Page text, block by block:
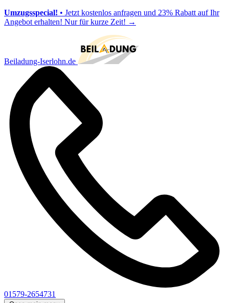
Umzugsspecial! • Jetzt kostenlos anfragen und 23% Rabatt auf Ihr
Angebot erhalten! Nur für kurze Zeit! →
Beiladung-Iserlohn.de
01579-2654731